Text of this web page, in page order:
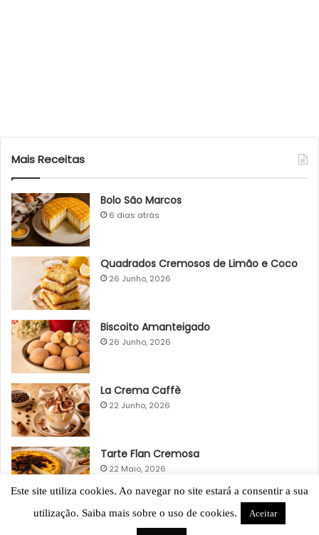
Mais Receitas
Bolo São Marcos
6 dias atrás
Quadrados Cremosos de Limão e Coco
26 Junho, 2026
Biscoito Amanteigado
26 Junho, 2026
La Crema Caffè
22 Junho, 2026
Tarte Flan Cremosa
22 Maio, 2026
Este site utiliza cookies. Ao navegar no site estará a consentir a sua
utilização. Saiba mais sobre o uso de cookies.
Aceitar